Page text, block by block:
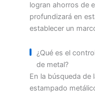
logran ahorros de
profundizará en
establecer un
¿Qué es el
de metal?
En la búsqueda de
estampado